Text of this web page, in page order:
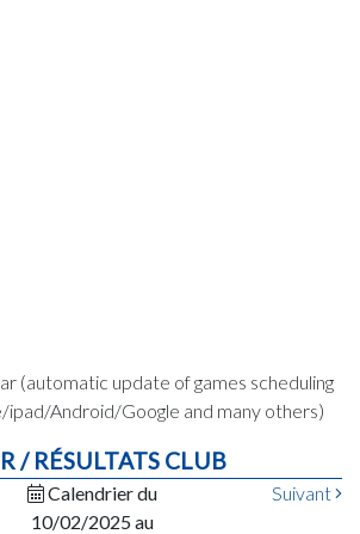
(automatic update of games scheduling
Android/Google and many others)
/ RÉSULTATS CLUB
Calendrier du
10/02/2025 au
Suivant